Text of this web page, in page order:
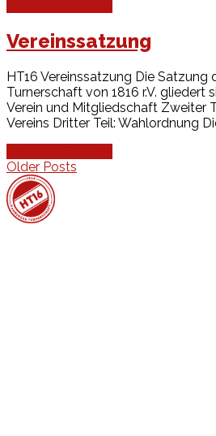
Vereinssatzung
HT16 Vereinssatzung Die Satzung
Turnerschaft von 1816 r.V. gliedert
Verein und Mitgliedschaft Zweiter
Vereins Dritter Teil: Wahlordnung
Beitragsnavigation
Older Posts